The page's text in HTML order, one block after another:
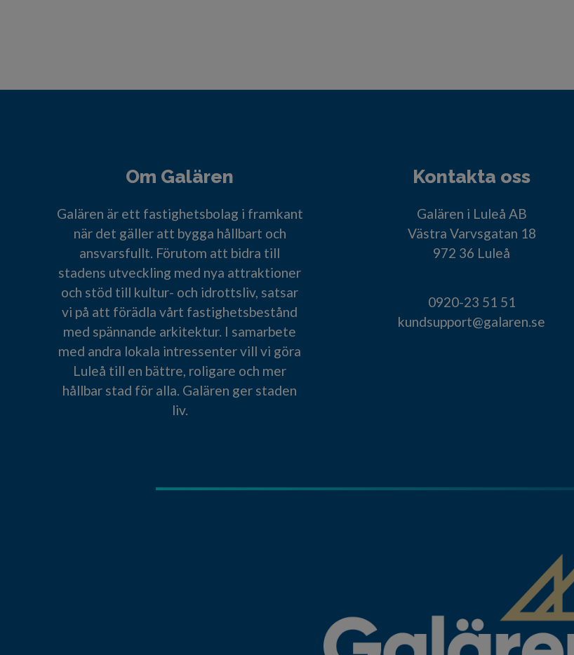
Om Galären
Galären är ett fastighetsbolag i framkant
när det gäller att bygga hållbart och
ansvarsfullt. Förutom att bidra till
stadens utveckling med nya attraktioner
och stöd till kultur- och idrottsliv, satsar
vi på att förädla vårt fastighetsbestånd
med spännande arkitektur. I samarbete
med andra lokala intressenter vill vi göra
Luleå till en bättre, roligare och mer
hållbar stad för alla. Galären ger staden
liv.
Kontakta oss
Galären i Luleå AB
Västra Varvsgatan 18
972 36 Luleå
0920-23 51 51
kundsupport@galaren.se